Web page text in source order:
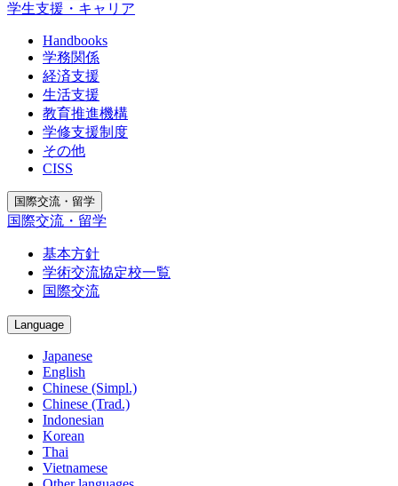
学生支援・キャリア
Handbooks
学務関係
経済支援
生活支援
教育推進機構
学修支援制度
その他
CISS
国際交流・留学
国際交流・留学
基本方針
学術交流協定校一覧
国際交流
Language
Japanese
English
Chinese (Simpl.)
Chinese (Trad.)
Indonesian
Korean
Thai
Vietnamese